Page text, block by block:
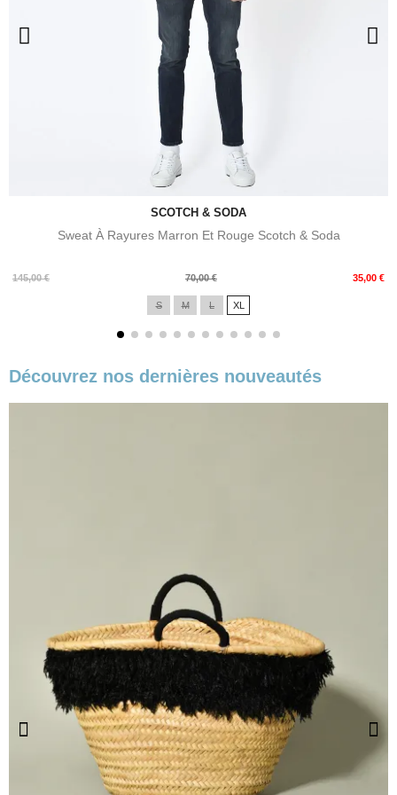
SCOTCH & SODA
Sweat À Rayures Marron Et Rouge Scotch & Soda
145,00 €
Prix
70,00 € 35,00 €
Prix
S M L XL
Découvrez nos dernières nouveautés